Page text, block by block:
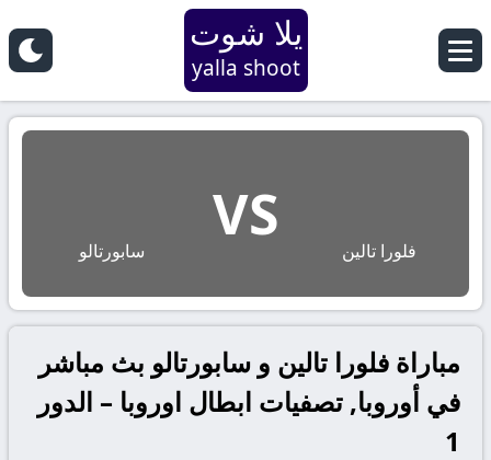
يلا شوت
yalla shoot
فلورا تالين
VS
سابورتالو
مباراة فلورا تالين و سابورتالو بث مباشر
في أوروبا, تصفيات ابطال اوروبا – الدور
1